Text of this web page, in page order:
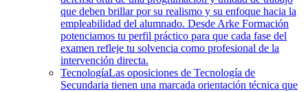
que deben brillar por su realismo y su enfoque hacia la
empleabilidad del alumnado. Desde Arke Formación
potenciamos tu perfil práctico para que cada fase del
examen refleje tu solvencia como profesional de la
intervención directa.
TecnologíaLas oposiciones de Tecnología de
Secundaria tienen una marcada orientación técnica que